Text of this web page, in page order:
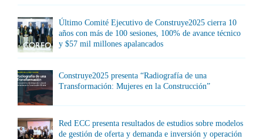
Último Comité Ejecutivo de Construye2025 cierra 10
años con más de 100 sesiones, 100% de avance técnico
y $57 mil millones apalancados
Construye2025 presenta “Radiografía de una
Transformación: Mujeres en la Construcción”
Red ECC presenta resultados de estudios sobre modelos
de gestión de oferta y demanda e inversión y operación